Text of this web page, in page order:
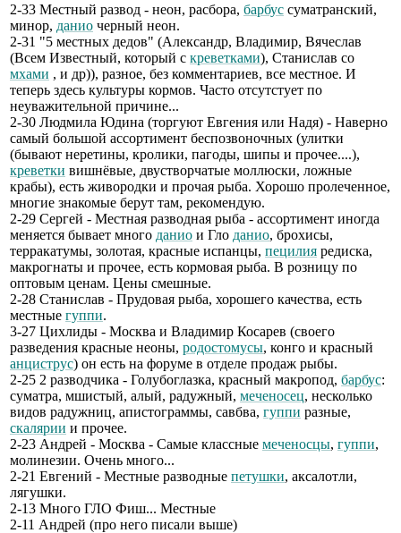
2-33 Местный развод - неон, расбора, барбус суматранский,
минор, данио черный неон.
2-31 "5 местных дедов" (Александр, Владимир, Вячеслав
(Всем Известный, который с креветками), Станислав со
мхами , и др)), разное, без комментариев, все местное. И
теперь здесь культуры кормов. Часто отсутстует по
неуважительной причине...
2-30 Людмила Юдина (торгуют Евгения или Надя) - Наверно
самый большой ассортимент беспозвоночных (улитки
(бывают неретины, кролики, пагоды, шипы и прочее....),
креветки вишнёвые, двустворчатые моллюски, ложные
крабы), есть живородки и прочая рыба. Хорошо пролеченное,
многие знакомые берут там, рекомендую.
2-29 Сергей - Местная разводная рыба - ассортимент иногда
меняется бывает много данио и Гло данио, брохисы,
терракатумы, золотая, красные испанцы, пецилия редиска,
макрогнаты и прочее, есть кормовая рыба. В розницу по
оптовым ценам. Цены смешные.
2-28 Станислав - Прудовая рыба, хорошего качества, есть
местные гуппи.
3-27 Цихлиды - Москва и Владимир Косарев (своего
разведения красные неоны, родостомусы, конго и красный
анциструс) он есть на форуме в отделе продаж рыбы.
2-25 2 разводчика - Голубоглазка, красный макропод, барбус:
суматра, мшистый, алый, радужный, меченосец, несколько
видов радужниц, апистограммы, савбва, гуппи разные,
скалярии и прочее.
2-23 Андрей - Москва - Самые классные меченосцы, гуппи,
молинезии. Очень много...
2-21 Евгений - Местные разводные петушки, аксалотли,
лягушки.
2-13 Много ГЛО Фиш... Местные
2-11 Андрей (про него писали выше)